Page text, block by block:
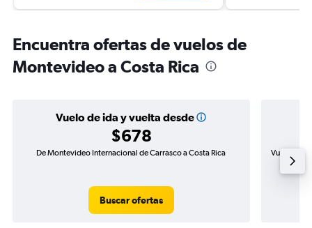
Encuentra ofertas de vuelos de
Montevideo a Costa Rica
Vuelo de ida y vuelta desde
$678
De Montevideo Internacional de Carrasco a Costa Rica
Buscar ofertas
Vuelo de